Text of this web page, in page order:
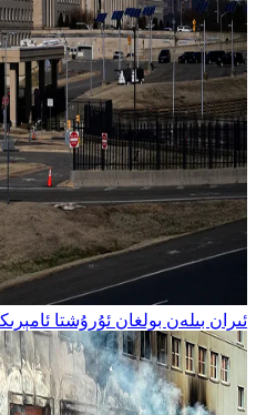
ئىران بىلەن بولغان ئۇرۇشتا